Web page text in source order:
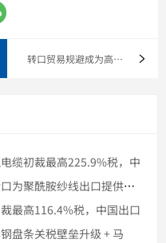
转口贸易规避成为高关税时代的生存之道-在规则允许范围内，中国
缆初裁最高225.9%税，中
欧盟反倾销终裁生效！马来西亚转口为聚酰胺纱线出口提供缓冲空间
最高116.4%税，中国出口
盘条关税壁垒升级 + 马